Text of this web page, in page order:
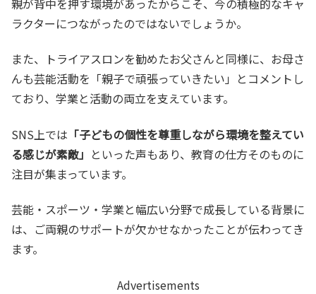
親が背中を押す環境があったからこそ、今の積極的なキャ
ラクターにつながったのではないでしょうか。
また、トライアスロンを勧めたお父さんと同様に、お母さ
んも芸能活動を「親子で頑張っていきたい」とコメントし
ており、学業と活動の両立を支えています。
SNS上では 「子どもの個性を尊重しながら環境を整えてい
る感じが素敵」 といった声もあり、教育の仕方そのものに
注目が集まっています。
芸能・スポーツ・学業と幅広い分野で成長している背景に
は、ご両親のサポートが欠かせなかったことが伝わってき
ます。
Advertisements